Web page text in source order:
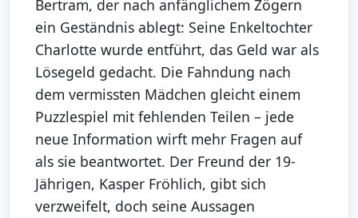
Bertram, der nach anfänglichem Zögern
ein Geständnis ablegt: Seine Enkeltochter
Charlotte wurde entführt, das Geld war als
Lösegeld gedacht. Die Fahndung nach
dem vermissten Mädchen gleicht einem
Puzzlespiel mit fehlenden Teilen – jede
neue Information wirft mehr Fragen auf
als sie beantwortet. Der Freund der 19-
Jährigen, Kasper Fröhlich, gibt sich
verzweifelt, doch seine Aussagen